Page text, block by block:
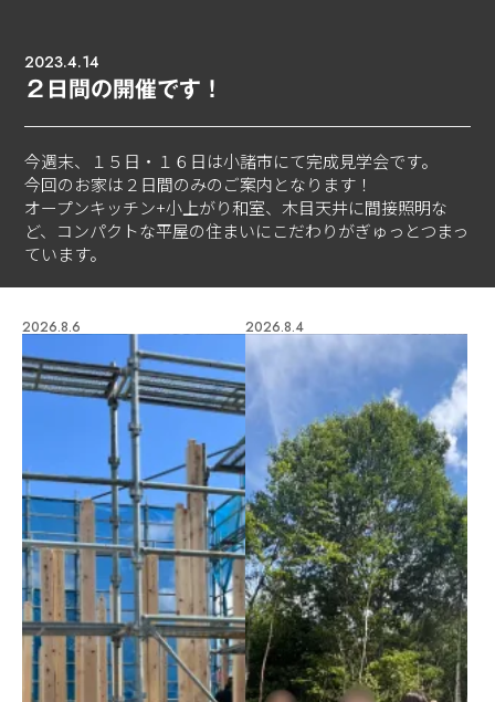
2023.4.14
２日間の開催です！
今週末、１５日・１６日は小諸市にて完成見学会です。
今回のお家は２日間のみのご案内となります！
オープンキッチン+小上がり和室、木目天井に間接照明な
ど、コンパクトな平屋の住まいにこだわりがぎゅっとつまっ
ています。
2026.8.6 2026.8.4